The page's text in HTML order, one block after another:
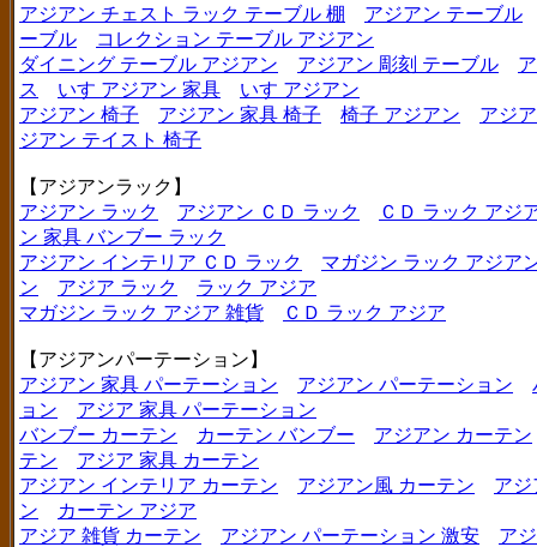
アジアン チェスト ラック テーブル 棚
アジアン テーブル
ーブル
コレクション テーブル アジアン
ダイニング テーブル アジアン
アジアン 彫刻 テーブル
ス
いす アジアン 家具
いす アジアン
アジアン 椅子
アジアン 家具 椅子 椅子 アジアン
アジ
ジアン テイスト 椅子
【アジアンラック】
アジアン ラック
アジアン ＣＤ ラック
ＣＤ ラック アジ
ン 家具 バンブー ラック
アジアン インテリア ＣＤ ラック
マガジン ラック アジア
ン
アジア ラック
ラック アジア
マガジン ラック アジア 雑貨
ＣＤ ラック アジア
【アジアンパーテーション】
アジアン 家具 パーテーション
アジアン パーテーション
ョン
アジア 家具 パーテーション
バンブー カーテン
カーテン バンブー
アジアン カーテン
テン
アジア 家具 カーテン
アジアン インテリア カーテン
アジアン風 カーテン
アジ
ン
カーテン アジア
アジア 雑貨 カーテン
アジアン パーテーション 激安 ア